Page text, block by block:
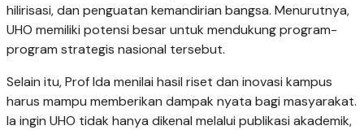
hilirisasi, dan penguatan kemandirian bangsa. Menurutnya,
UHO memiliki potensi besar untuk mendukung program-
program strategis nasional tersebut.
Selain itu, Prof Ida menilai hasil riset dan inovasi kampus
harus mampu memberikan dampak nyata bagi masyarakat.
Ia ingin UHO tidak hanya dikenal melalui publikasi akademik,